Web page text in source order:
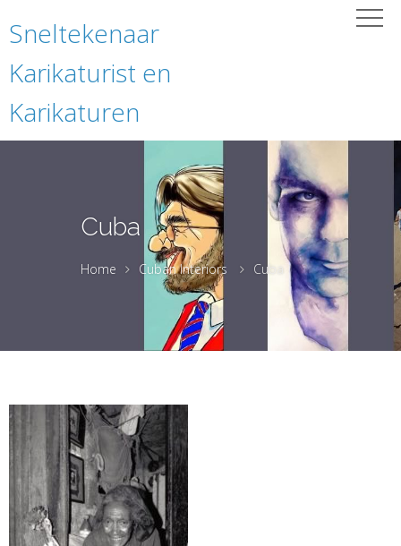
Sneltekenaar
Karikaturist en
Karikaturen
Cuba
Home Cuban Interiors Cuba